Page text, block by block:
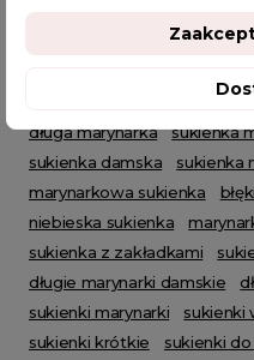
długa marynarka sukienka
sukienka damska
sukienka
marynarkowa sukienka
niebieska sukienka
sukienka z zakładkami
długie marynarki damskie
sukienki marynarki
sukienki
sukienki krótkie
sukienki